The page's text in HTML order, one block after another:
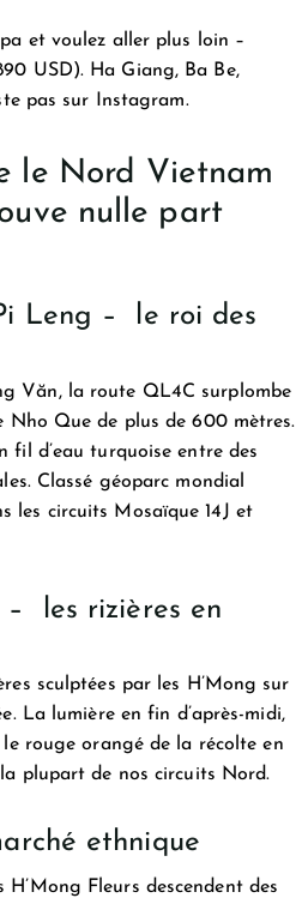
et voulez aller plus loin –
USD). Ha Giang, Ba Be,
pas sur Instagram.
le Nord Vietnam
nulle part
Leng – le roi des
Văn, la route QL4C surplombe
Nho Que de plus de 600 mètres.
fil d’eau turquoise entre des
Classé géoparc mondial
les circuits Mosaïque 14J et
– les rizières en
sculptées par les H’Mong sur
La lumière en fin d’après-midi,
rouge orangé de la récolte en
plupart de nos circuits Nord.
ethnique
H’Mong Fleurs descendent des